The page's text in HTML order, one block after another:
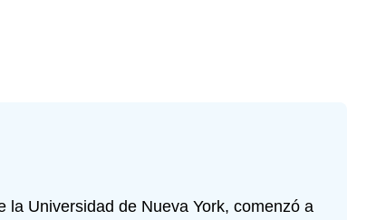
la Universidad de Nueva York, comenzó a